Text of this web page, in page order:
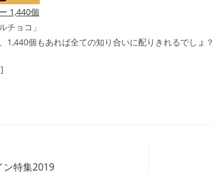
1,440個
チョコ」
1,440個もあれば全ての知り合いに配りきれるでしょ？
ン特集2019